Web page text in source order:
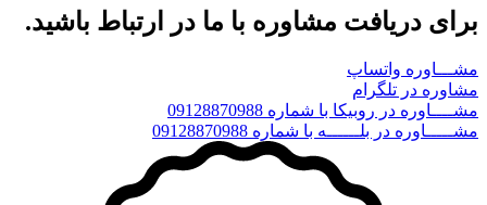
برون
کد
عدد
برای دریافت مشاوره با ما در ارتباط باشید.
مشـــاوره واتساپ
مشاوره در تلگرام
مشــــاوره در روبیکا با شماره 09128870988
مشـــــاوره در بلــــــه با شماره 09128870988